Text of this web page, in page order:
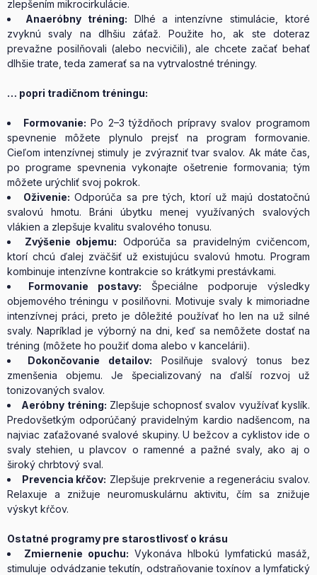
zlepšením mikrocirkulácie.
Anaeróbny tréning: Dlhé a intenzívne stimulácie, ktoré
zvyknú svaly na dlhšiu záťaž. Použite ho, ak ste doteraz
prevažne posilňovali (alebo necvičili), ale chcete začať behať
dlhšie trate, teda zamerať sa na vytrvalostné tréningy.
… popri tradičnom tréningu:
Formovanie: Po 2–3 týždňoch prípravy svalov programom
spevnenie môžete plynulo prejsť na program formovanie.
Cieľom intenzívnej stimuly je zvýrazniť tvar svalov. Ak máte čas,
po programe spevnenia vykonajte ošetrenie formovania; tým
môžete urýchliť svoj pokrok.
Oživenie: Odporúča sa pre tých, ktorí už majú dostatočnú
svalovú hmotu. Bráni úbytku menej využívaných svalových
vlákien a zlepšuje kvalitu svalového tonusu.
Zvýšenie objemu: Odporúča sa pravidelným cvičencom,
ktorí chcú ďalej zväčšiť už existujúcu svalovú hmotu. Program
kombinuje intenzívne kontrakcie so krátkymi prestávkami.
Formovanie postavy: Špeciálne podporuje výsledky
objemového tréningu v posilňovni. Motivuje svaly k mimoriadne
intenzívnej práci, preto je dôležité používať ho len na už silné
svaly. Napríklad je výborný na dni, keď sa nemôžete dostať na
tréning (môžete ho použiť doma alebo v kancelárii).
Dokončovanie detailov: Posilňuje svalový tonus bez
zmenšenia objemu. Je špecializovaný na ďalší rozvoj už
tonizovaných svalov.
Aeróbny tréning: Zlepšuje schopnosť svalov využívať kyslík.
Predovšetkým odporúčaný pravidelným kardio nadšencom, na
najviac zaťažované svalové skupiny. U bežcov a cyklistov ide o
svaly stehien, u plavcov o ramenné a pažné svaly, ako aj o
široký chrbtový sval.
Prevencia kŕčov: Zlepšuje prekrvenie a regeneráciu svalov.
Relaxuje a znižuje neuromuskulárnu aktivitu, čím sa znižuje
výskyt kŕčov.
Ostatné programy pre starostlivosť o krásu
Zmiernenie opuchu: Vykonáva hlbokú lymfatickú masáž,
stimuluje odvádzanie tekutín, odstraňovanie toxínov a lymfatický